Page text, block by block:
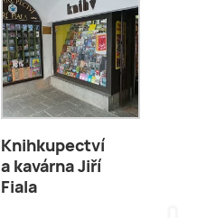
Knihkupectví
a kavárna Jiří
Fiala